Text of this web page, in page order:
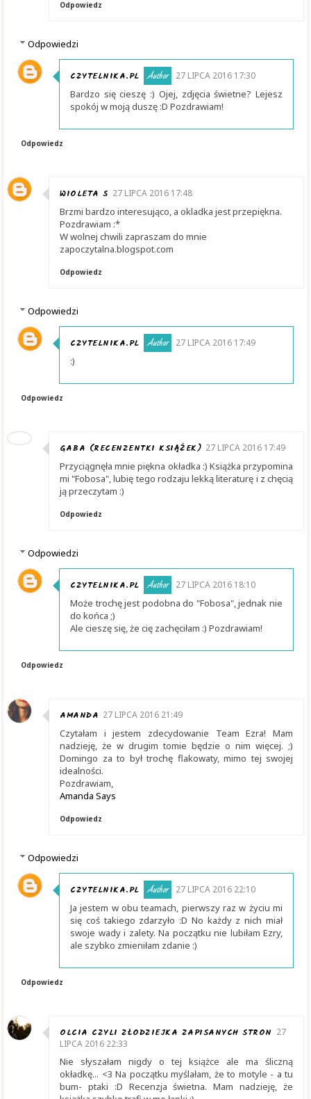
Odpowiedz
Odpowiedzi
CZYTELNIKA.PL 27 LIPCA 2016 17:30
Bardzo się cieszę :) Ojej, zdjęcia świetne? Lejesz
spokój w moją duszę :D Pozdrawiam!
Odpowiedz
WIOLETA S 27 LIPCA 2016 17:48
Brzmi bardzo interesująco, a okladka jest przepiękna.
Pozdrawiam :*
W wolnej chwili zapraszam do mnie
zapoczytalna.blogspot.com
Odpowiedz
Odpowiedzi
CZYTELNIKA.PL 27 LIPCA 2016 17:49
:)
Odpowiedz
GABA (RECENZENTKI KSIĄŻEK) 27 LIPCA 2016 17:49
Przyciągnęła mnie piękna okładka :) Książka przypomina
mi "Fobosa", lubię tego rodzaju lekką literaturę i z chęcią
ją przeczytam :)
Odpowiedz
Odpowiedzi
CZYTELNIKA.PL 27 LIPCA 2016 18:10
Może trochę jest podobna do "Fobosa", jednak nie
do końca ;)
Ale cieszę się, że cię zachęciłam :) Pozdrawiam!
Odpowiedz
AMANDA 27 LIPCA 2016 21:49
Czytałam i jestem zdecydowanie Team Ezra! Mam
nadzieję, że w drugim tomie będzie o nim więcej. ;)
Domingo za to był trochę flakowaty, mimo tej swojej
idealności.
Pozdrawiam,
Amanda Says
Odpowiedz
Odpowiedzi
CZYTELNIKA.PL 27 LIPCA 2016 22:10
Ja jestem w obu teamach, pierwszy raz w życiu mi
się coś takiego zdarzyło :D No każdy z nich miał
swoje wady i zalety. Na początku nie lubiłam Ezry,
ale szybko zmieniłam zdanie :)
Odpowiedz
OLCIA CZYLI ZŁODZIEJKA ZAPISANYCH STRON 27
LIPCA 2016 22:33
Nie słyszałam nigdy o tej książce ale ma śliczną
okładkę... <3 Na początku myślałam, że to motyle - a tu
bum- ptaki :D Recenzja świetna. Mam nadzieję, że